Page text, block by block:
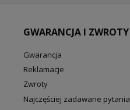
GWARANCJA I ZWROTY
Gwarancja
Reklamacje
Zwroty
Najczęściej zadawane pytania